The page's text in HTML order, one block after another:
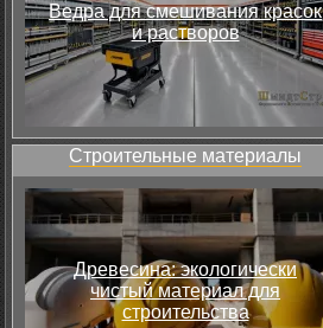
Ведра для смешивания красок
и растворов
Строительные материалы
Древесина: экологически
чистый материал для
строительства